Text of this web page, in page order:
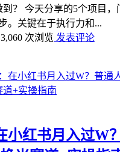
？ 今天分享的5个项目，
。关键在于执行力和...
次浏览 发表评论
小红书月入过W